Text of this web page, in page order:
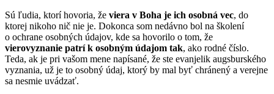
Sú ľudia, ktorí hovoria, že viera v Boha je ich osobná vec, do
ktorej nikoho nič nie je. Dokonca som nedávno bol na školení
o ochrane osobných údajov, kde sa hovorilo o tom, že
vierovyznanie patrí k osobným údajom tak, ako rodné číslo.
Teda, ak je pri vašom mene napísané, že ste evanjelik augsburského
vyznania, už je to osobný údaj, ktorý by mal byť chránený a verejne
sa nesmie uvádzať.